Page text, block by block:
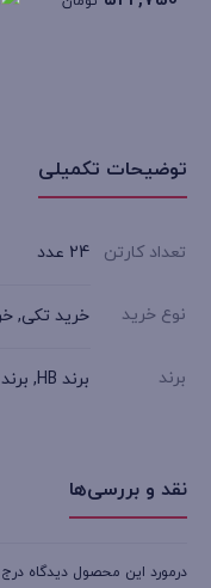
توضیحات تکمیلی
تعداد کارتن 24 عدد
نوع خرید خرید تکی,
برند برند HB, برند TAKOMO
نقد و بررسی‌ها
درمورد این محصول دیدگاه